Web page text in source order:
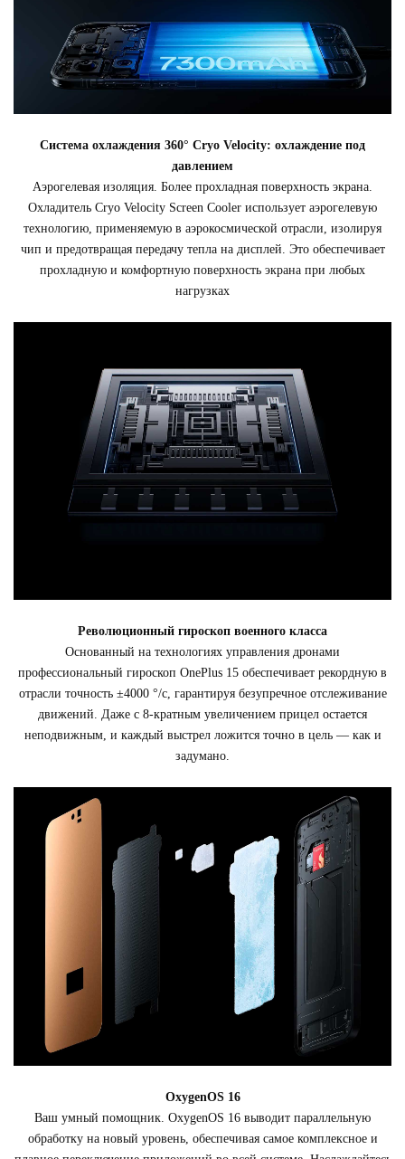
Система охлаждения 360° Cryo Velocity: охлаждение под
давлением
Аэрогелевая изоляция. Более прохладная поверхность экрана.
Охладитель Cryo Velocity Screen Cooler использует аэрогелевую
технологию, применяемую в аэрокосмической отрасли, изолируя
чип и предотвращая передачу тепла на дисплей. Это обеспечивает
прохладную и комфортную поверхность экрана при любых
нагрузках
Революционный гироскоп военного класса
Основанный на технологиях управления дронами
профессиональный гироскоп OnePlus 15 обеспечивает рекордную в
отрасли точность ±4000 °/с, гарантируя безупречное отслеживание
движений. Даже с 8-кратным увеличением прицел остается
неподвижным, и каждый выстрел ложится точно в цель — как и
задумано.
OxygenOS 16
Ваш умный помощник. OxygenOS 16 выводит параллельную
обработку на новый уровень, обеспечивая самое комплексное и